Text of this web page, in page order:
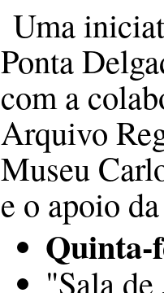
Uma
Ponta
com a
Arquivo
Museu
e o apoio
Quinta-
"Sala